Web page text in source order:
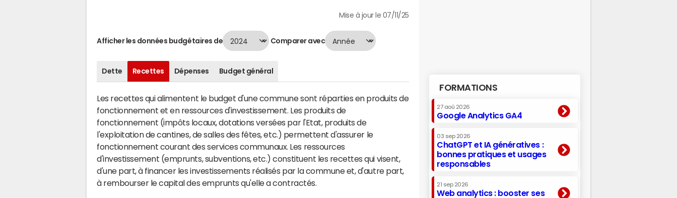
Mise à jour le 07/11/25
Afficher les données budgétaires de Comparer avec
Dette Recettes Dépenses Budget général
Les recettes qui alimentent le budget d'une commune sont réparties en produits de
fonctionnement et en ressources d'investissement. Les produits de
fonctionnement (impôts locaux, dotations versées par l'Etat, produits de
l'exploitation de cantines, de salles des fêtes, etc.) permettent d'assurer le
fonctionnement courant des services communaux. Les ressources
d'investissement (emprunts, subventions, etc.) constituent les recettes qui visent,
d'une part, à financer les investissements réalisés par la commune et, d'autre part,
à rembourser le capital des emprunts qu'elle a contractés.
FORMATIONS
27 aoû 2026
Google Analytics GA4
03 sep 2026
ChatGPT et IA génératives :
bonnes pratiques et usages
responsables
21 sep 2026
Web analytics : booster ses